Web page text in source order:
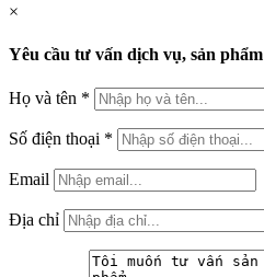
×
Yêu cầu tư vấn dịch vụ, sản phẩm
Họ và tên *
Số điện thoại *
Email
Địa chỉ